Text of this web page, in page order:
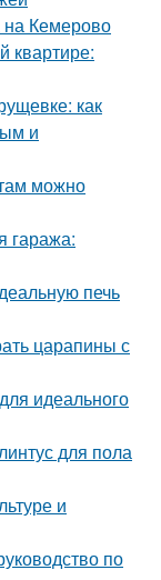
на Кемерово
квартире:
как
и
можно
гаража:
печь
царапины с
идеального
для пола
и
по